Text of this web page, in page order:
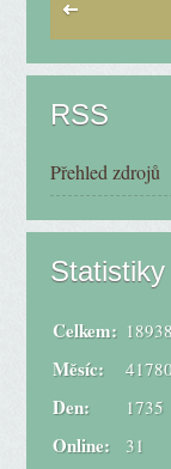
RSS
Přehled zdrojů
Statistiky
Online: 31
Celkem:
Měsíc:
Den: 1735